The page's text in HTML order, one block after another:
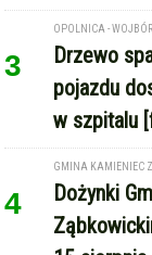
3
OPOLNICA -
Drzewo
pojazdu
w szpitalu
4
GMINA KAMIENIEC
Dożynki